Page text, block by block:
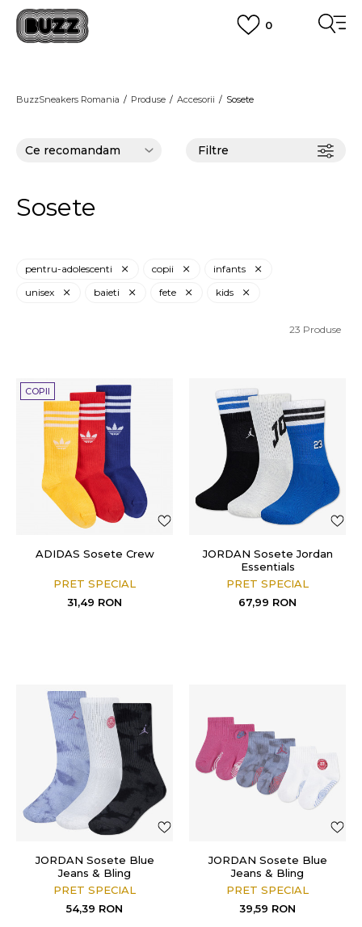
0
3 rate fără dobândă fără card de credit cu Klarna
BuzzSneakers Romania Produse Accesorii Sosete
Filtre
Sosete
pentru-adolescenti copii
infants
unisex
baieti fete kids
23 Produse
COPII
ADIDAS Sosete Crew
PRET SPECIAL
31,49 RON
JORDAN Sosete Jordan
Essentials
PRET SPECIAL
67,99 RON
JORDAN Sosete Blue
Jeans & Bling
PRET SPECIAL
54,39 RON
JORDAN Sosete Blue
Jeans & Bling
PRET SPECIAL
39,59 RON